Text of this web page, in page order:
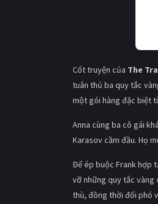
Cốt truyện của The
tuân thủ ba quy tắc
một gói hàng đặc biệt
Anna cùng ba cô gái
Karasov cầm đầu. Họ
Để ép buộc Frank hợp
vỡ những quy tắc vàng
thù, đồng thời đối phó